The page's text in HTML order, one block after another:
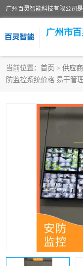
广州市
当前位置： 首页 > 供应
防监控系统价格 易于管
安防监控红外报警
人脸识别系统